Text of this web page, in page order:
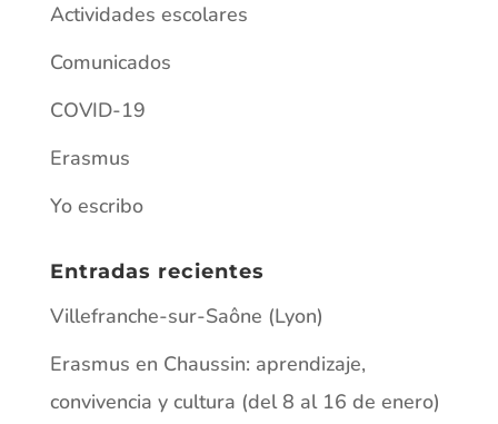
Actividades escolares
Comunicados
COVID-19
Erasmus
Yo escribo
Entradas recientes
Villefranche-sur-Saône (Lyon)
Erasmus en Chaussin: aprendizaje,
convivencia y cultura (del 8 al 16 de enero)